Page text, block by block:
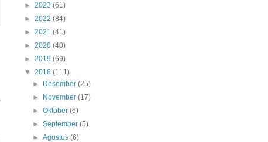
► 2023 (61)
► 2022 (84)
► 2021 (41)
► 2020 (40)
► 2019 (69)
▼ 2018 (111)
► Desember(25)
► November(17)
►Oktober(6)
►September(5)
►Agustus(6)